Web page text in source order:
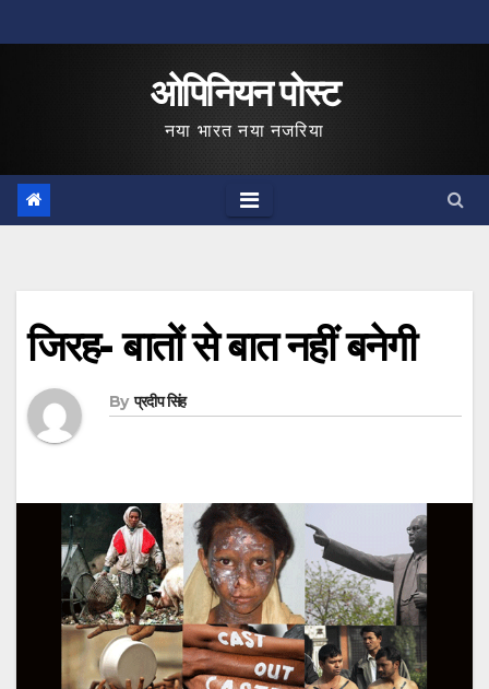
to
ओपिनियन पोस्ट
नया भारत नया नजरिया
जिरह- बातों से बात नहीं बनेगी
By प्रदीप सिंह